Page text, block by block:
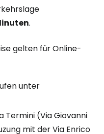
.
gelten für Online-
unter
Termini (Via Giovanni
mit der Via Enrico